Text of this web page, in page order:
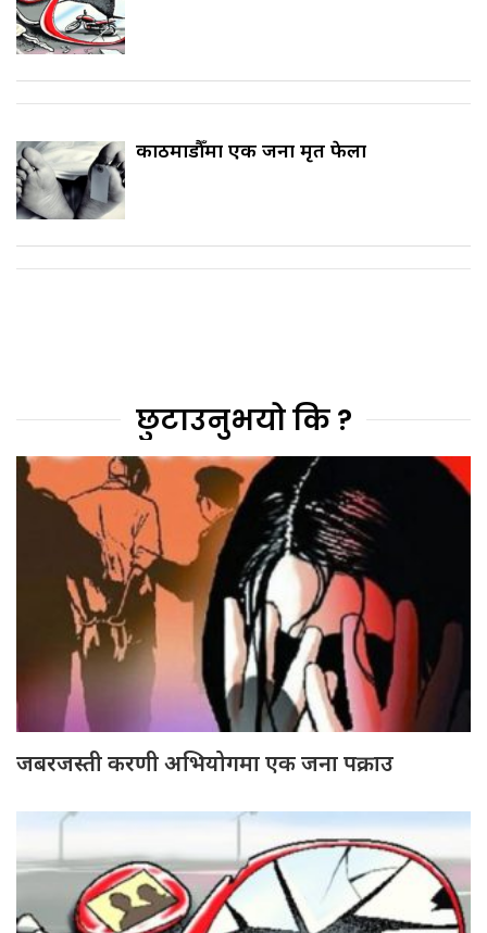
काठमाडौँमा एक जना मृत फेला
छुटाउनुभयो कि ?
जबरजस्ती करणी अभियोगमा एक जना पक्राउ